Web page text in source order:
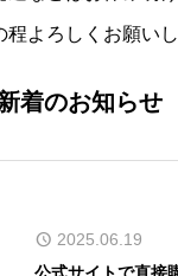
よろしくお願いし
着のお知らせ
2025.06.19